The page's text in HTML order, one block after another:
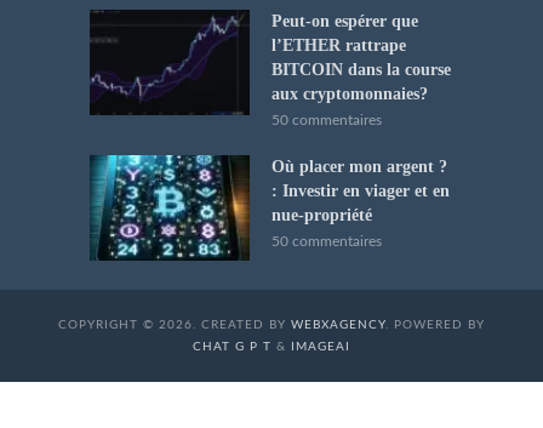
Peut-on espérer que
l’ETHER rattrape
BITCOIN dans la course
aux cryptomonnaies?
50 commentaires
Où placer mon argent ?
: Investir en viager et en
nue-propriété
50 commentaires
COPYRIGHT © 2026. CREATED BY WEBXAGENCY. POWERED BY
CHAT G P T & IMAGEAI